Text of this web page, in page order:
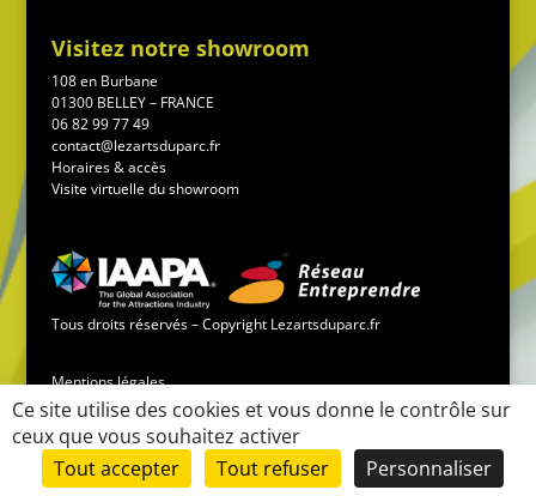
Visitez notre showroom
108 en Burbane
01300 BELLEY – FRANCE
06 82 99 77 49
contact@lezartsduparc.fr
Horaires & accès
Visite virtuelle du showroom
Tous droits réservés – Copyright Lezartsduparc.fr
Mentions légales
Conditions générales de vente
Ce site utilise des cookies et vous donne le contrôle sur
ceux que vous souhaitez activer
Tout accepter
Tout refuser
Personnaliser